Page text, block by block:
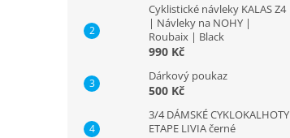
Cyklistické návleky KALAS Z4
| Návleky na NOHY |
Roubaix | Black
990 Kč
Dárkový poukaz
500 Kč
3/4 DÁMSKÉ CYKLOKALHOTY
ETAPE LIVIA černé